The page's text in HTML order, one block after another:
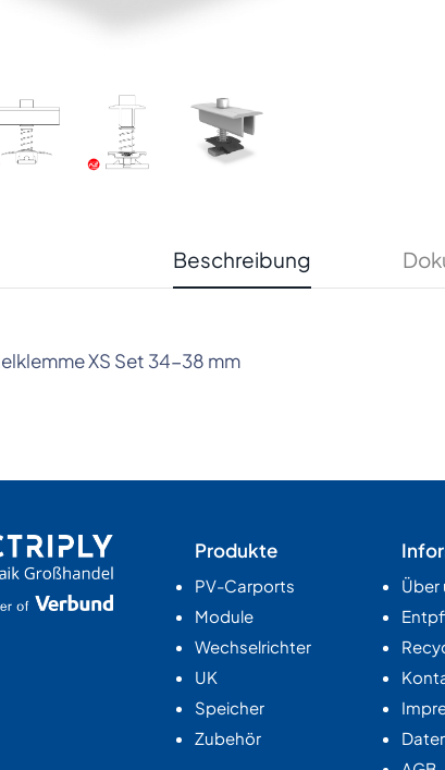
Beschreibung
XS Set 34-38 mm
Produkte
PV-Carports
Module
Wechselrichter
UK
Speicher
Zubehör
Über